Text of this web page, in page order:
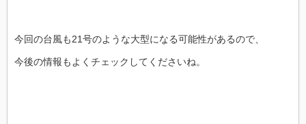
今回の台風も21号のような大型になる可能性があるので、
今後の情報もよくチェックしてくださいね。